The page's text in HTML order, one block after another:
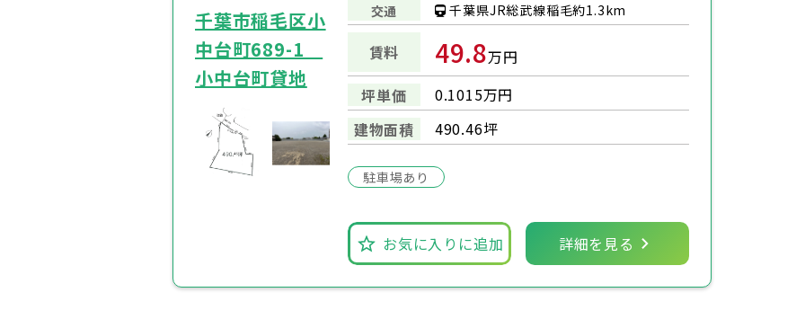
千葉市稲毛区小
中台町689-1
小中台町貸地
交通 千葉県JR総武線稲毛約1.3km
賃料 49.8万円
坪単価
0.1015万円
建物面積
490.46坪
駐車場あり
お気に入りに追加 詳細を見る